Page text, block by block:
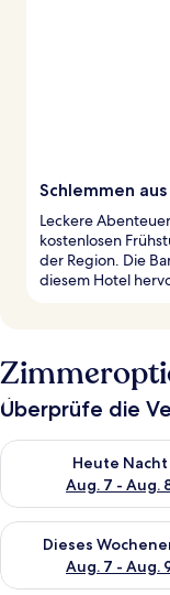
Schlemmen
Leckere
kostenlosen
der Region. Die
diesem Hotel
Überprüfe die
Heute Nacht
Aug. 7 - Aug.
Überprüfe die
Dieses
Aug. 7 - Aug.
Überprüfe die